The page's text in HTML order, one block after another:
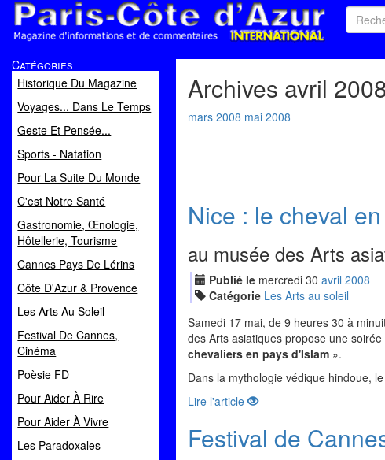
Magazine d'informations et de commentaires
Catégories
Historique Du Magazine
Voyages... Dans Le Temps
Geste Et Pensée...
Sports - Natation
Pour La Suite Du Monde
C'est Notre Santé
Gastronomie, Œnologie,
Hôtellerie, Tourisme
Cannes Pays De Lérins
Côte D'Azur & Provence
Les Arts Au Soleil
Festival De Cannes,
Cinéma
Poèsie FD
Pour Aider À Rire
Pour Aider À Vivre
Les Paradoxales
Archives avril
mars 2008 mai 2008
Nice : le cheval
au musée des Arts
Publié le mercredi 30 avril 2008
Catégorie Les Arts au soleil
Samedi 17 mai, de 9 heures 30 à
des Arts asiatiques propose une
chevaliers en pays d'Islam ».
Dans la mythologie védique hindoue,
Lire l'article
Festival de